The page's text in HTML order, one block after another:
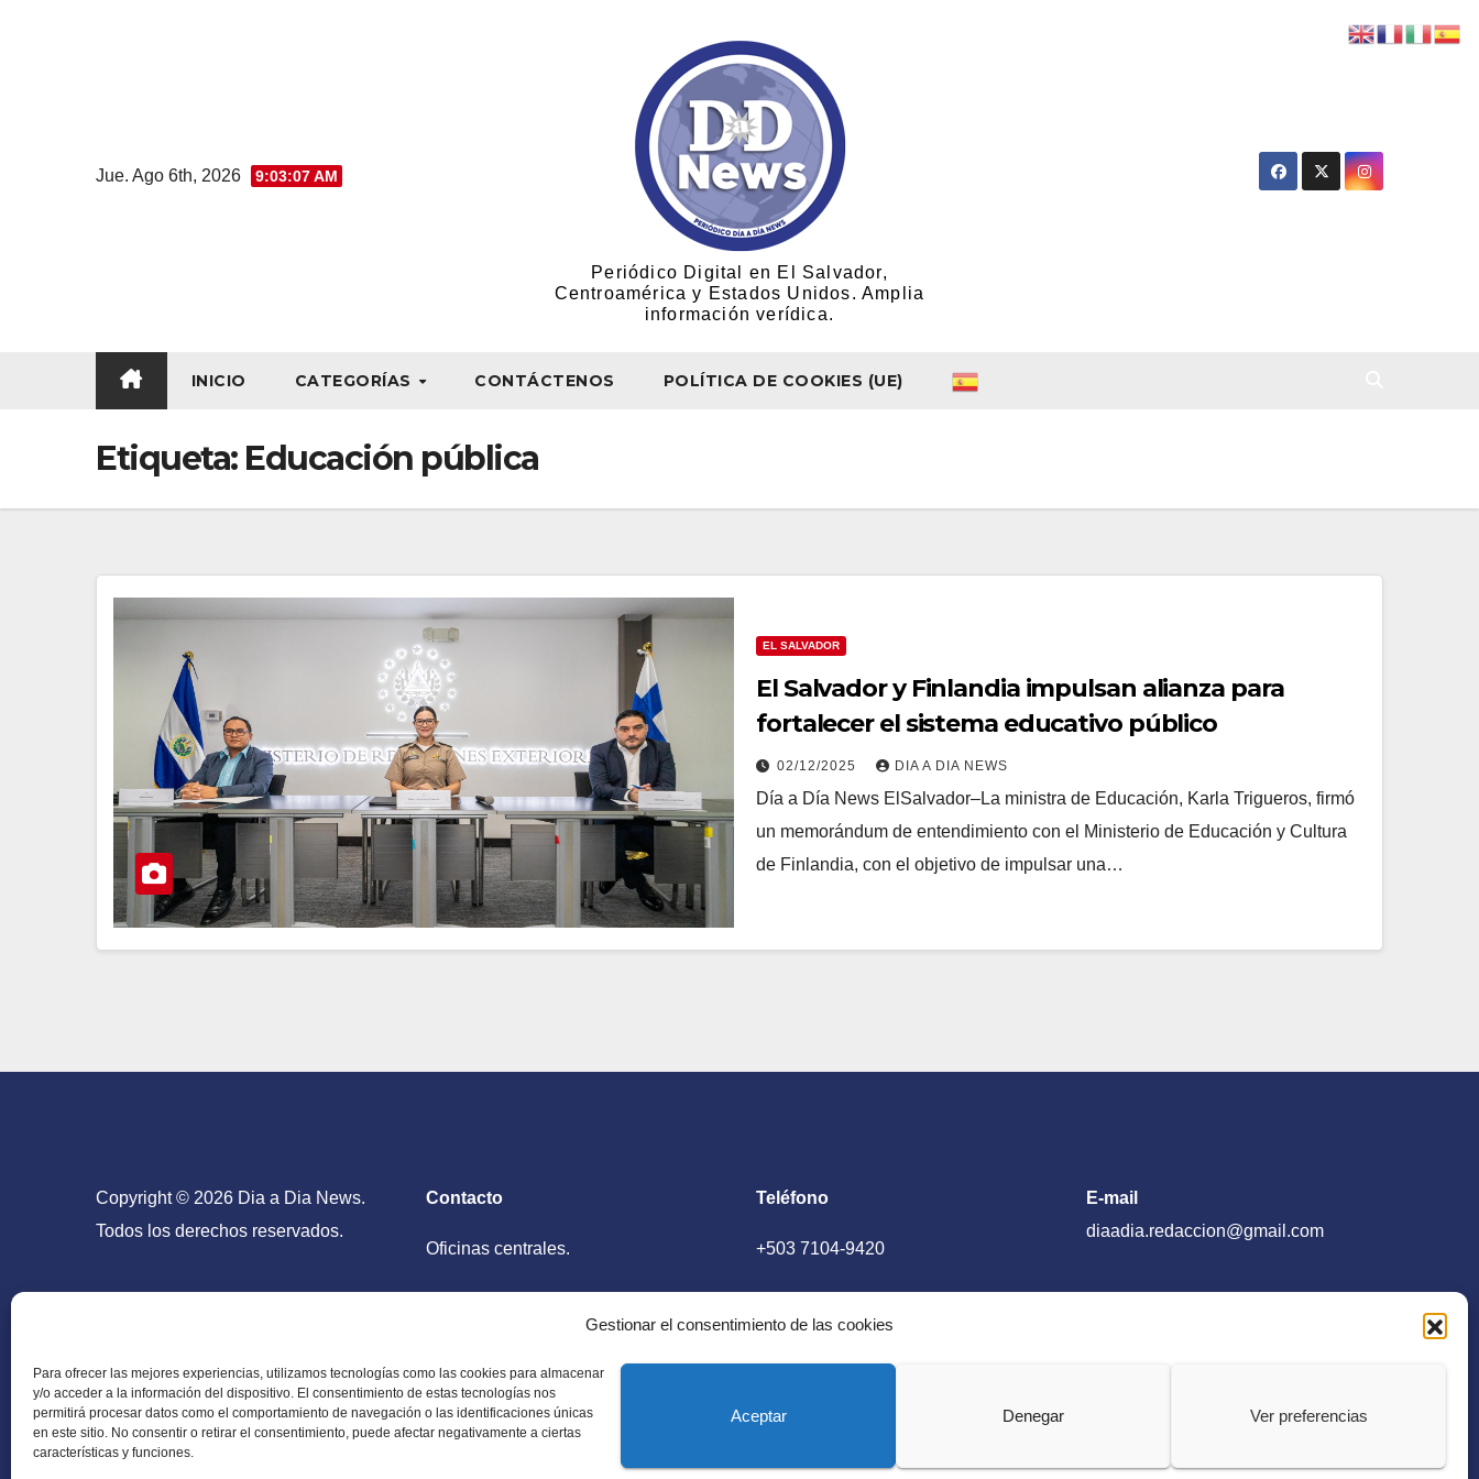
Gestionar el consentimiento de las cookies
Para ofrecer las mejores experiencias, utilizamos tecnologías como las cookies para almacenar
y/o acceder a la información del dispositivo. El consentimiento de estas tecnologías nos
permitirá procesar datos como el comportamiento de navegación o las identificaciones únicas
en este sitio. No consentir o retirar el consentimiento, puede afectar negativamente a ciertas
características y funciones.
Aceptar Denegar Ver preferencias
Jue. Ago 6th, 2026 9:03:07 AM
Periódico Digital en El Salvador,
Centroamérica y Estados Unidos. Amplia
información verídica.
INICIO CATEGORÍAS CONTÁCTENOS POLÍTICA DE COOKIES (UE)
Etiqueta: Educación pública
EL SALVADOR
El Salvador y Finlandia impulsan alianza para
fortalecer el sistema educativo público
02/12/2025 DIA A DIA NEWS
Día a Día News ElSalvador–La ministra de Educación, Karla Trigueros, firmó
un memorándum de entendimiento con el Ministerio de Educación y Cultura
de Finlandia, con el objetivo de impulsar una…
Copyright © 2026 Dia a Dia News.
Todos los derechos reservados.
Contacto
Oficinas centrales.
Teléfono
+503 7104-9420
E-mail
diaadia.redaccion@gmail.com
Periódico Digital en El Salvador, Centroamérica y Estados Unidos. Amplia